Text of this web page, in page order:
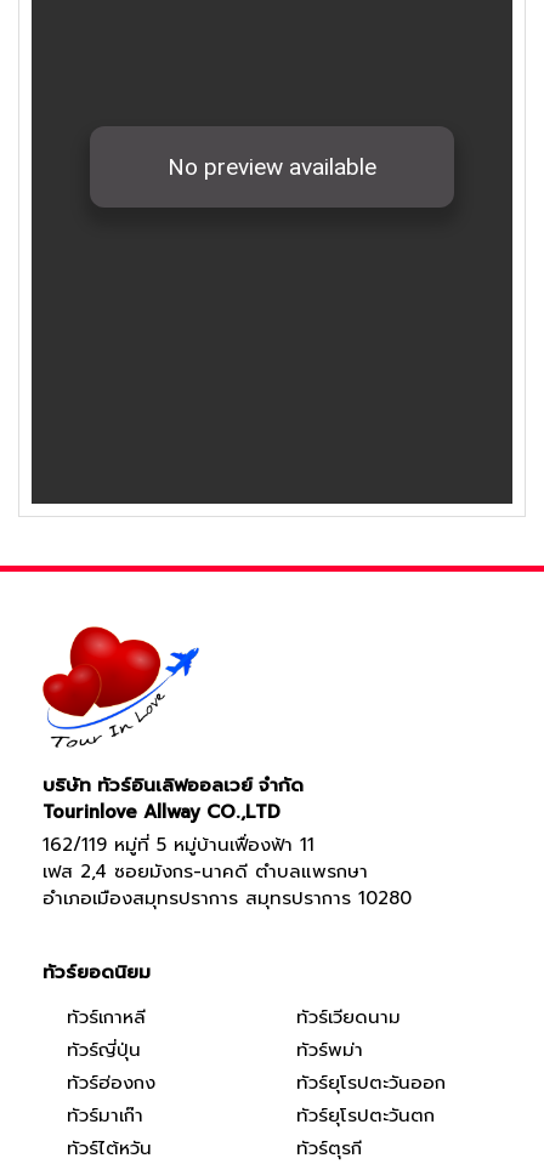
บริษัท ทัวร์อินเลิฟออลเวย์ จำกัด
Tourinlove Allway CO.,LTD
162/119 หมู่ที่ 5 หมู่บ้านเฟื่องฟ้า 11
เฟส 2,4 ซอยมังกร-นาคดี ตำบลแพรกษา
อำเภอเมืองสมุทรปราการ สมุทรปราการ 10280
ทัวร์ยอดนิยม
ทัวร์เกาหลี
ทัวร์ญี่ปุ่น
ทัวร์ฮ่องกง
ทัวร์มาเก๊า
ทัวร์ไต้หวัน
ทัวร์เวียดนาม
ทัวร์พม่า
ทัวร์ยุโรปตะวันออก
ทัวร์ยุโรปตะวันตก
ทัวร์ตุรกี